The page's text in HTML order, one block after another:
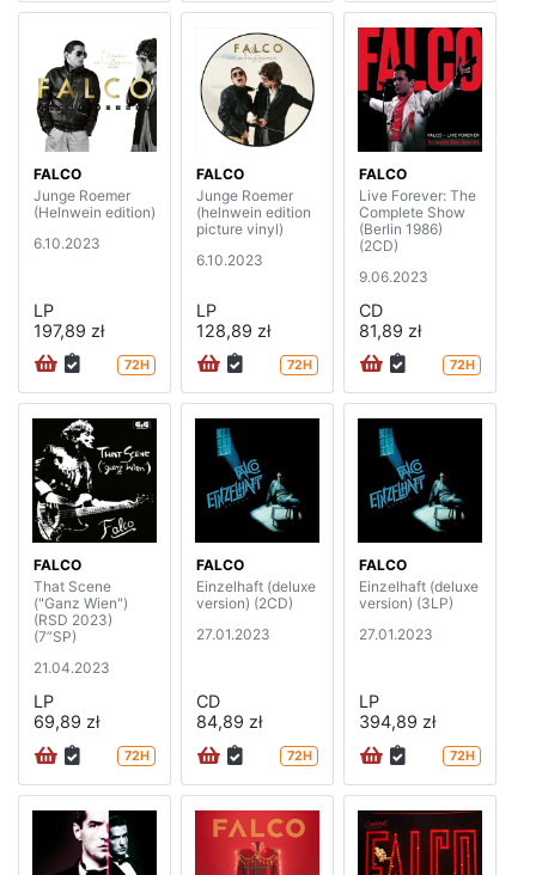
FALCO
Junge Roemer
(Helnwein edition)
6.10.2023
LP
197,89 zł
72H
FALCO
Junge Roemer
(helnwein edition
picture vinyl)
6.10.2023
LP
128,89 zł
72H
FALCO
Live Forever: The
Complete Show
(Berlin 1986)
(2CD)
9.06.2023
CD
81,89 zł
72H
FALCO
That Scene
("Ganz Wien")
(RSD 2023)
(7”SP)
21.04.2023
LP
69,89 zł
72H
FALCO
Einzelhaft (deluxe
version) (2CD)
27.01.2023
CD
84,89 zł
72H
FALCO
Einzelhaft (deluxe
version) (3LP)
27.01.2023
LP
394,89 zł
72H